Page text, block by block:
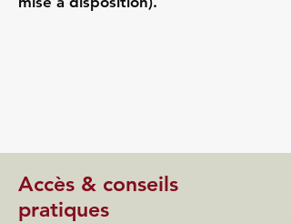
Accès & conseils
pratiques